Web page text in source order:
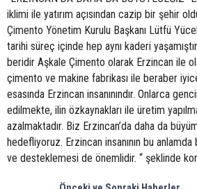
iklimi ile yatırım açısından cazip bir şehir
Çimento Yönetim Kurulu Başkanı Lütfü
tarihi süreç içinde hep aynı kaderi
beridir Aşkale Çimento olarak Erzincan ile
çimento ve makine fabrikası ile beraber
esasında Erzincan insanınındır. Onlarca
edilmekte, ilin özkaynakları ile üretim
azalmaktadır. Biz Erzincan’da daha da
hedefliyoruz. Erzincan insanının bu
ve desteklemesi de önemlidir. “ şeklinde